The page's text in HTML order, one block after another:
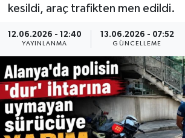
kesildi, araç trafikten men edildi.
12.06.2026 - 12:40
YAYINLANMA
13.06.2026 - 07:52
GÜNCELLEME